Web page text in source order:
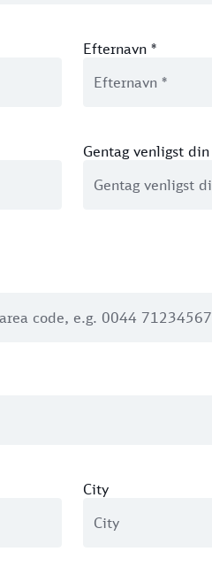
Efternavn *
Gentag venligst
City